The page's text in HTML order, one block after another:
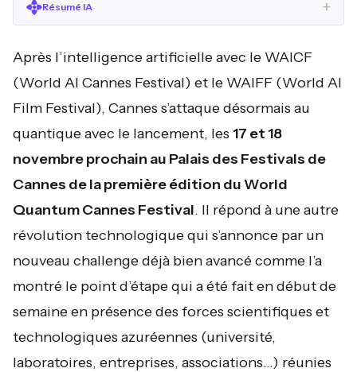
Résumé IA +
Après l’intelligence artificielle avec le WAICF
(World AI Cannes Festival) et le WAIFF (World AI
Film Festival), Cannes s’attaque désormais au
quantique avec le lancement, les 17 et 18
novembre prochain au Palais des Festivals de
Cannes de la première édition du World
Quantum Cannes Festival. Il répond à une autre
révolution technologique qui s’annonce par un
nouveau challenge déjà bien avancé comme l’a
montré le point d’étape qui a été fait en début de
semaine en présence des forces scientifiques et
technologiques azuréennes (université,
laboratoires, entreprises, associations…) réunies